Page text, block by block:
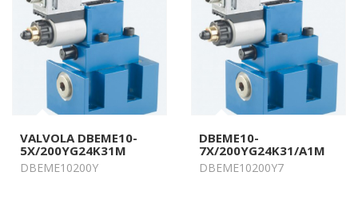
VALVOLA DBEME10-
5X/200YG24K31M
DBEME10200Y
DBEME10-
7X/200YG24K31/A1M
DBEME10200Y7